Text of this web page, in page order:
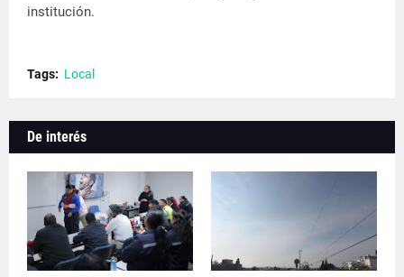
institución.
Tags: Local
De interés